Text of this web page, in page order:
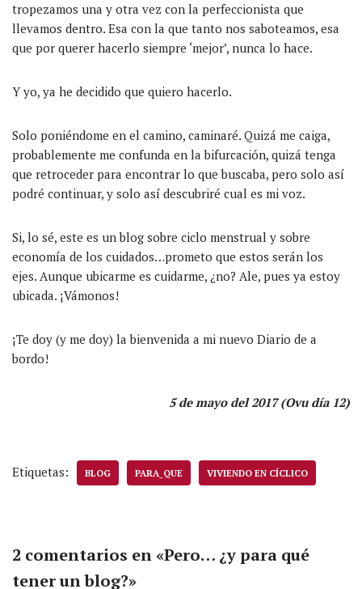
tropezamos una y otra vez con la perfeccionista que
llevamos dentro. Esa con la que tanto nos saboteamos, esa
que por querer hacerlo siempre ‘mejor’, nunca lo hace.
Y yo, ya he decidido que quiero hacerlo.
Solo poniéndome en el camino, caminaré. Quizá me caiga,
probablemente me confunda en la bifurcación, quizá tenga
que retroceder para encontrar lo que buscaba, pero solo así
podré continuar, y solo así descubriré cual es mi voz.
Si, lo sé, este es un blog sobre ciclo menstrual y sobre
economía de los cuidados…prometo que estos serán los
ejes. Aunque ubicarme es cuidarme, ¿no? Ale, pues ya estoy
ubicada. ¡Vámonos!
¡Te doy (y me doy) la bienvenida a mi nuevo Diario de a
bordo!
5 de mayo del 2017 (Ovu día 12)
Etiquetas: BLOG PARA_QUE VIVIENDO EN CÍCLICO
2 comentarios en «Pero… ¿y para qué
tener un blog?»